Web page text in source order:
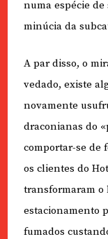
numa espécie
minúcia da
A par disso, o
vedado, existe
novamente
draconianas do
comportar-se de
os clientes do
transformaram o
estacionamento
fumados